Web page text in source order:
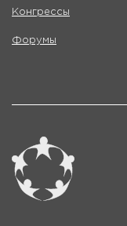
Конгрессы
Форумы